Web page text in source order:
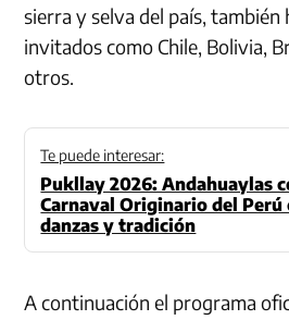
sierra y selva del país, también
invitados como Chile, Bolivia,
otros.
Te puede interesar:
Pukllay 2026: Andahuaylas
Carnaval Originario del Perú
danzas y tradición
A continuación el programa